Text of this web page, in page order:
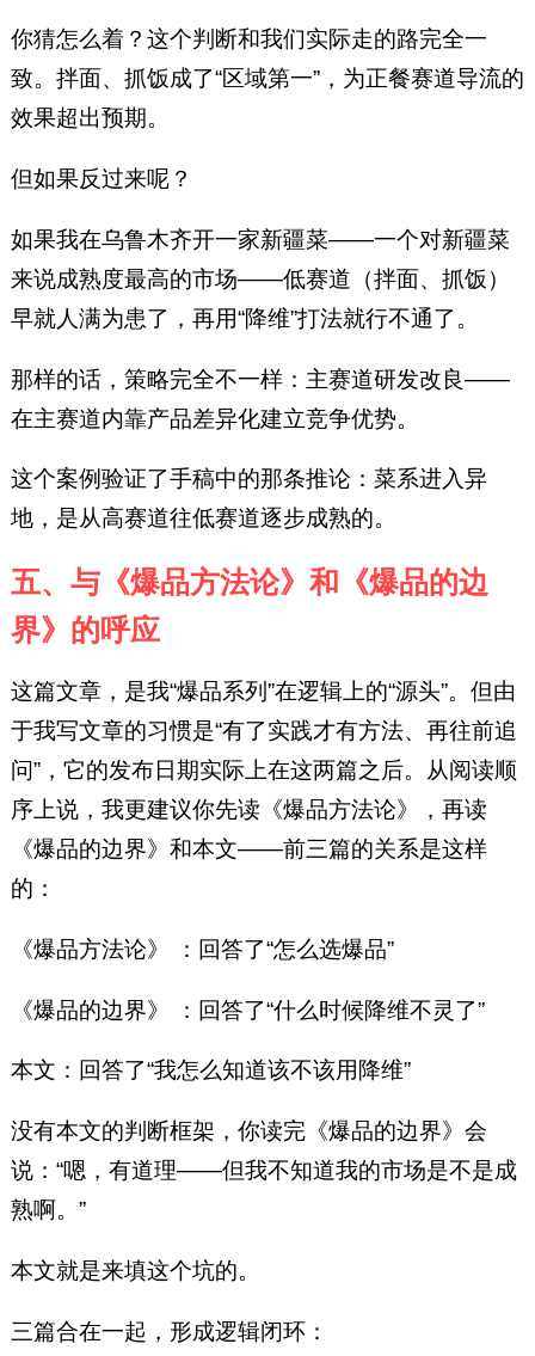
你猜怎么着？这个判断和我们实际走的路完全一
致。拌面、抓饭成了“区域第一”，为正餐赛道导流的
效果超出预期。
但如果反过来呢？
如果我在乌鲁木齐开一家新疆菜——一个对新疆菜
来说成熟度最高的市场——低赛道（拌面、抓饭）
早就人满为患了，再用“降维”打法就行不通了。
那样的话，策略完全不一样：主赛道研发改良——
在主赛道内靠产品差异化建立竞争优势。
这个案例验证了手稿中的那条推论：菜系进入异
地，是从高赛道往低赛道逐步成熟的。
五、与《爆品方法论》和《爆品的边
界》的呼应
这篇文章，是我“爆品系列”在逻辑上的“源头”。但由
于我写文章的习惯是“有了实践才有方法、再往前追
问”，它的发布日期实际上在这两篇之后。从阅读顺
序上说，我更建议你先读《爆品方法论》，再读
《爆品的边界》和本文——前三篇的关系是这样
的：
《爆品方法论》 ：回答了“怎么选爆品”
《爆品的边界》 ：回答了“什么时候降维不灵了”
本文：回答了“我怎么知道该不该用降维”
没有本文的判断框架，你读完《爆品的边界》会
说：“嗯，有道理——但我不知道我的市场是不是成
熟啊。”
本文就是来填这个坑的。
三篇合在一起，形成逻辑闭环：